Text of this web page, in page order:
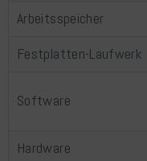
Arbeitsspeicher
Festplatten-Laufwerk
Software
Hardware